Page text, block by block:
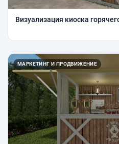
Визуализация киоска
МАРКЕТИНГ И ПРОДВИЖЕНИЕ